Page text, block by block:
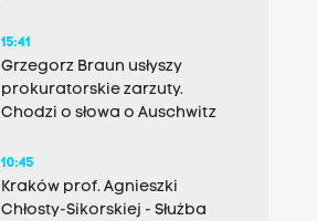
15:41
Grzegorz Braun usłyszy
prokuratorskie zarzuty.
Chodzi o słowa o Auschwitz
10:45
Kraków prof. Agnieszki
Chłosty-Sikorskiej - Służba